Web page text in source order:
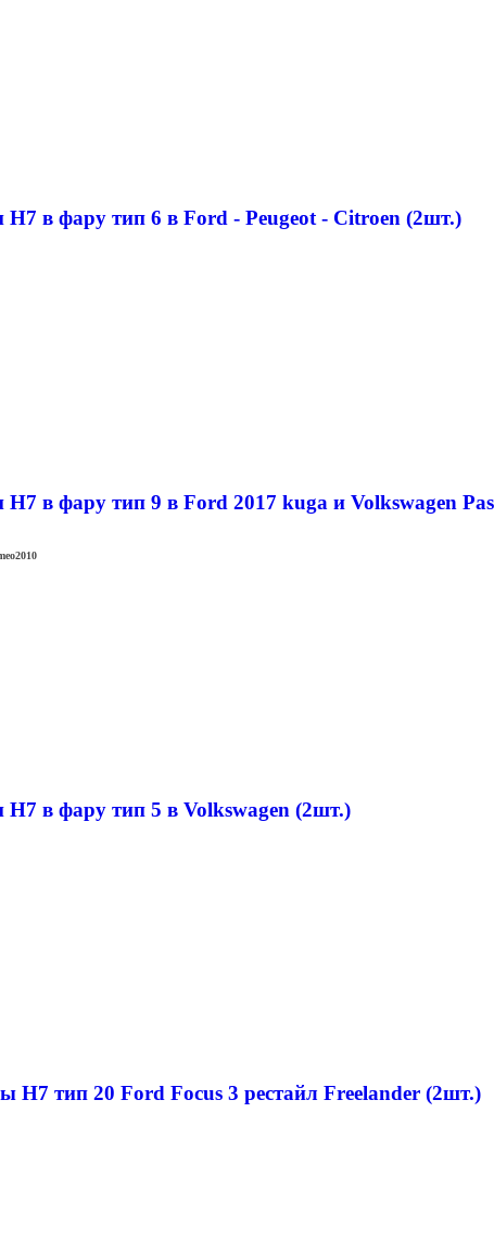
H7 в фару тип 6 в Ford - Peugeot - Citroen (2шт.)
в фару тип 9 в Ford 2017 kuga и Volkswagen
H7 в фару тип 5 в Volkswagen (2шт.)
H7 тип 20 Ford Focus 3 рестайл Freelander (2шт.)